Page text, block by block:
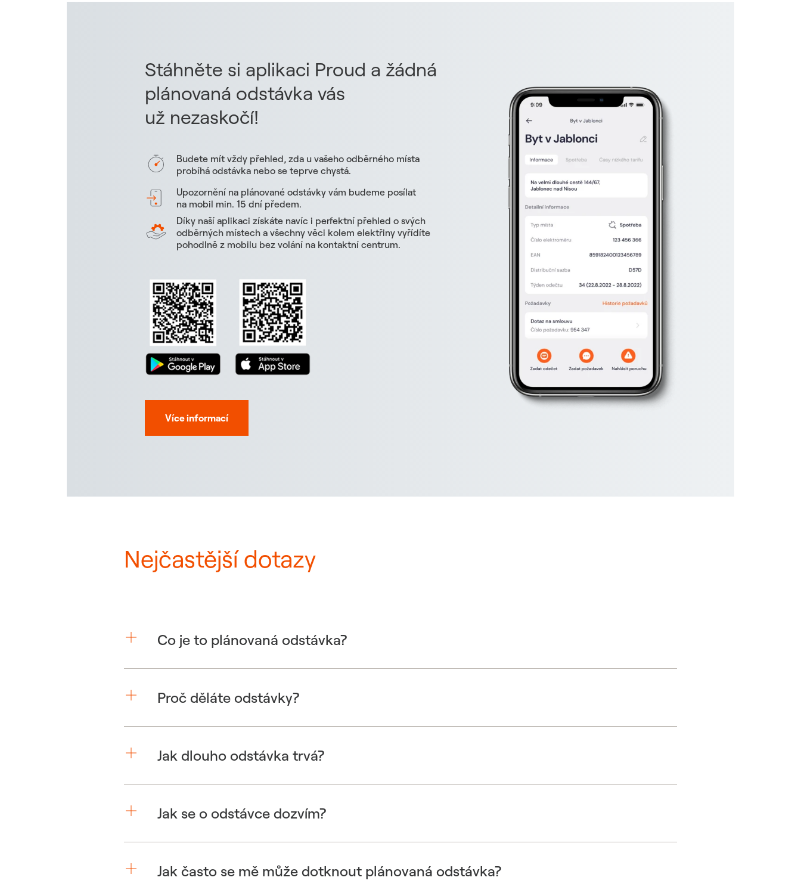
Stáhněte si aplikaci Proud a žádná
plánovaná odstávka vás
už nezaskočí!
Budete mít vždy přehled, zda u vašeho odběrného místa
probíhá odstávka nebo se teprve chystá.
Upozornění na plánované odstávky vám budeme posílat
na mobil min. 15 dní předem.
Díky naší aplikaci získáte navíc i perfektní přehled o svých
odběrných místech a všechny věci kolem elektřiny vyřídíte
pohodlně z mobilu bez volání na kontaktní centrum.
Více informací
Nejčastější dotazy
Co je to plánovaná odstávka?
Proč děláte odstávky?
Jak dlouho odstávka trvá?
Jak se o odstávce dozvím?
Jak často se mě může dotknout plánovaná odstávka?